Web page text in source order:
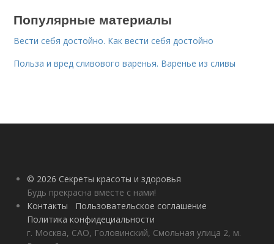
Популярные материалы
Вести себя достойно. Как вести себя достойно
Польза и вред сливового варенья. Варенье из сливы
© 2026 Секреты красоты и здоровья
Будь прекрасна вместе с нами!
Контакты
Пользовательское соглашение
Политика конфидециальности
г. Москва, САО, Головинский, Смольная улица 2, м.